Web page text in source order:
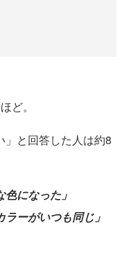
ど。
」と回答した人は約8
色になった」
ラーがいつも同じ」